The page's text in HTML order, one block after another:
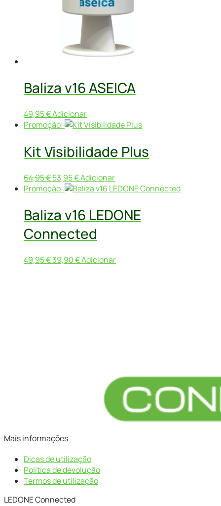
Baliza v16 ASEICA
49,95€Adicionar
Promoção!
Kit Visibilidade Plus
64,95€O
preço
era:
64,95 €.
53,95€O
preço
é:
53,95 €.
Adicionar
Promoção!
Baliza v16 LEDONE
Connected
49,95€O
39,90€OAdicionar
Mais informações
Dicas de utilização
Política de devolução
Termos de utilização
LEDONE Connected